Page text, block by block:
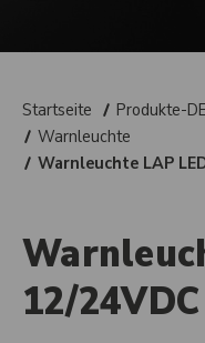
Startseite Produkte-DE
Warnleuchte
Warnleuchte LAP
12/